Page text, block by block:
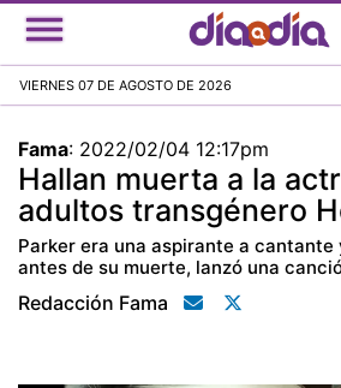
Pasar
al
principal
VIERNES 07 DE AGOSTO DE 2026
Fama: 2022/02/04 12:17pm
Hallan muerta a la
adultos transgénero
Parker era una aspirante a cantante
antes de su muerte, lanzó una
Redacción Fama